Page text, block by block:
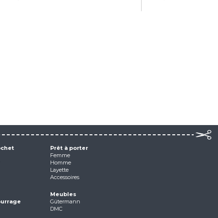
Prêt à porter
Femme
Homme
Layette
Accessoires
Meubles
Gütermann
DMC